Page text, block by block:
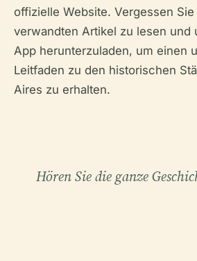
offizielle Website. Vergessen
verwandten Artikel zu lesen und
App herunterzuladen, um einen
Leitfaden zu den historischen
Aires zu erhalten.
Hören Sie die ganze